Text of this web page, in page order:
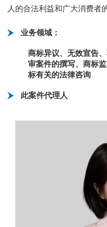
人的合法利益和广大消费者
业务领域：
商标异议、无效宣告
审案件的撰写、商标
标有关的法律咨询
此案件代理人